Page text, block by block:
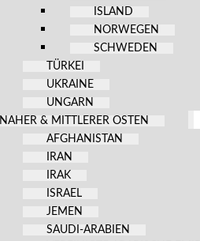
ISLAND
NORWEGEN
SCHWEDEN
TÜRKEI
UKRAINE
UNGARN
NAHER & MITTLERER OSTEN
AFGHANISTAN
IRAN
IRAK
ISRAEL
JEMEN
SAUDI-ARABIEN